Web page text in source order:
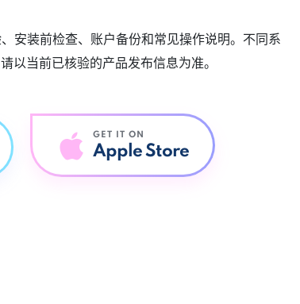
安装前检查、账户备份和常见操作说明。不同系
以当前已核验的产品发布信息为准。
GET IT ON
Apple Store